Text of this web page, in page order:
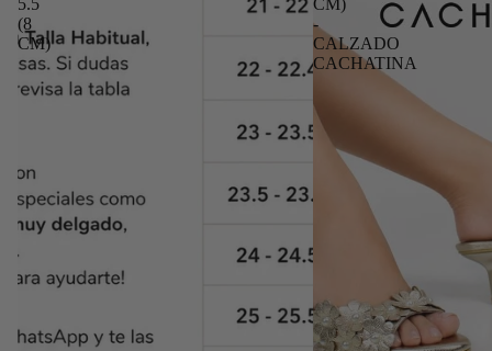
5.5
(8
CM)
CM)
-
CALZADO
CACHATINA